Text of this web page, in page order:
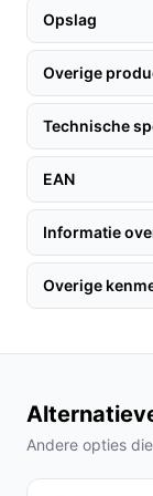
De installatie is
worden
Kies een
zicht op de te
Bevestig de
Verbind de
Finexhome app.
IP65-
kunt
hoeven
Opslag
Overige
Technische
EAN
Informatie
Overige
Andere opties